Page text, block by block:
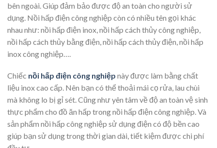
bên ngoài. Giúp đảm bảo được độ an toàn cho người sử
dụng. Nồi hấp điện công nghiệp còn có nhiều tên gọi khác
nhau như: nồi hấp điện inox, nồi hấp cách thủy công nghiệp,
nồi hấp cách thủy bằng điện, nồi hấp cách thủy điện, nồi hấp
inox công nghiệp….
Chiếc nồi hấp điện công nghiệp này được làm bằng chất
liệu inox cao cấp. Nên bạn có thể thoải mái cọ rửa, lau chùi
mà không lo bị gỉ sét. Cũng như yên tâm về độ an toàn vệ sinh
thực phẩm cho đồ ăn hấp trong nồi hấp điện công nghiệp. Và
sản phẩm nồi hấp công nghiệp sử dụng điện có độ bền cao
giúp bạn sử dụng trong thời gian dài, tiết kiệm được chi phí